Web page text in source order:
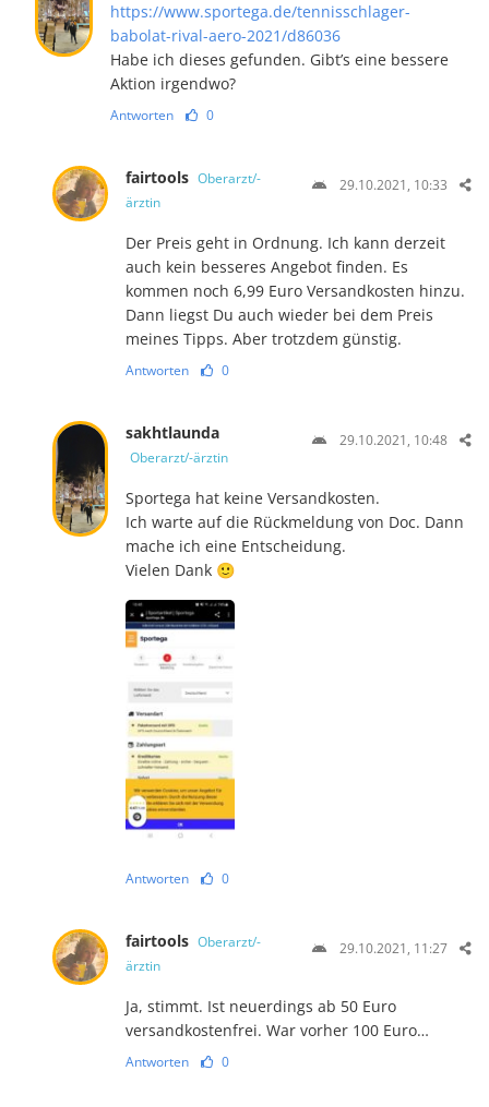
https://www.sportega.de/tennisschlager-
babolat-rival-aero-2021/d86036
Habe ich dieses gefunden. Gibt’s eine bessere
Aktion irgendwo?
Antworten 0
fairtools Oberarzt/-
ärztin
29.10.2021, 10:33
Der Preis geht in Ordnung. Ich kann derzeit
auch kein besseres Angebot finden. Es
kommen noch 6,99 Euro Versandkosten hinzu.
Dann liegst Du auch wieder bei dem Preis
meines Tipps. Aber trotzdem günstig.
Antworten 0
sakhtlaunda
Oberarzt/-ärztin
29.10.2021, 10:48
Sportega hat keine Versandkosten.
Ich warte auf die Rückmeldung von Doc. Dann
mache ich eine Entscheidung.
Vielen Dank 🙂
Antworten 0
fairtools Oberarzt/-
ärztin
29.10.2021, 11:27
Ja, stimmt. Ist neuerdings ab 50 Euro
versandkostenfrei. War vorher 100 Euro…
Antworten 0